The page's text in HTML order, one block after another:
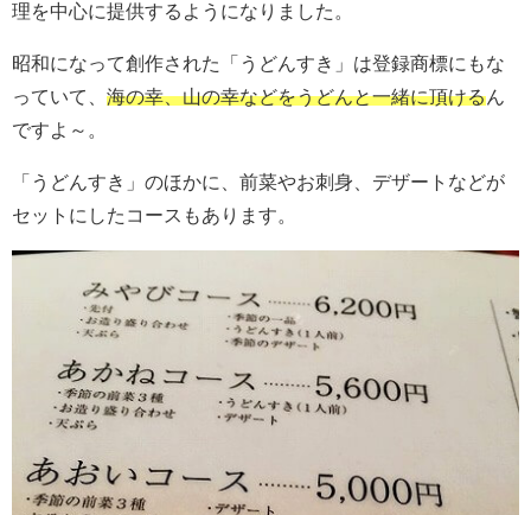
理を中心に提供するようになりました。
昭和になって創作された「うどんすき」は登録商標にもな
っていて、 海の幸、山の幸などをうどんと一緒に頂けるん
ですよ～。
「うどんすき」のほかに、前菜やお刺身、デザートなどが
セットにしたコースもあります。